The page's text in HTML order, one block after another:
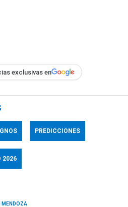
exclusivas en
PREDICCIONES
2026
MENDOZA